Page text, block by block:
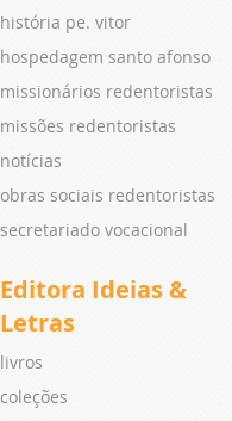
história pe. vitor
hospedagem santo afonso
missionários redentoristas
missões redentoristas
notícias
obras sociais redentoristas
secretariado vocacional
Editora Ideias &
Letras
livros
coleções